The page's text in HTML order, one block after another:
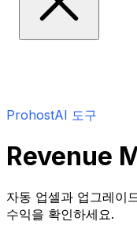
ProhostAI 도구
Revenue
자동 업셀과 업그레이
수익을 확인하세요.